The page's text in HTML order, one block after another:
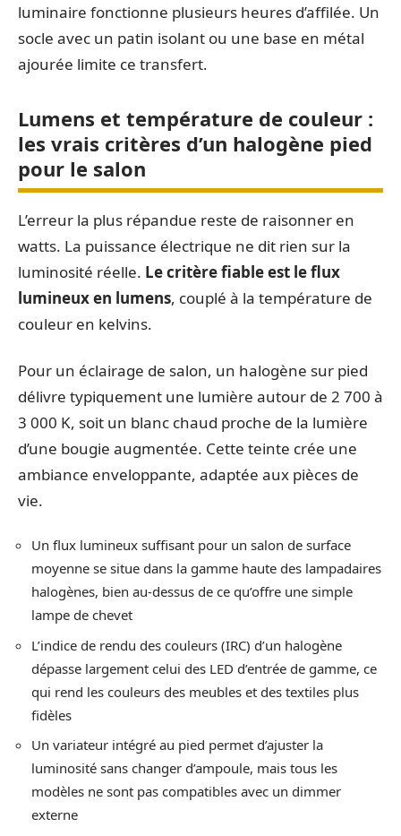
luminaire fonctionne plusieurs heures d’affilée. Un
socle avec un patin isolant ou une base en métal
ajourée limite ce transfert.
Lumens et température de couleur :
les vrais critères d’un halogène pied
pour le salon
L’erreur la plus répandue reste de raisonner en
watts. La puissance électrique ne dit rien sur la
luminosité réelle. Le critère fiable est le flux
lumineux en lumens, couplé à la température de
couleur en kelvins.
Pour un éclairage de salon, un halogène sur pied
délivre typiquement une lumière autour de 2 700 à
3 000 K, soit un blanc chaud proche de la lumière
d’une bougie augmentée. Cette teinte crée une
ambiance enveloppante, adaptée aux pièces de
vie.
Un flux lumineux suffisant pour un salon de surface
moyenne se situe dans la gamme haute des lampadaires
halogènes, bien au-dessus de ce qu’offre une simple
lampe de chevet
L’indice de rendu des couleurs (IRC) d’un halogène
dépasse largement celui des LED d’entrée de gamme, ce
qui rend les couleurs des meubles et des textiles plus
fidèles
Un variateur intégré au pied permet d’ajuster la
luminosité sans changer d’ampoule, mais tous les
modèles ne sont pas compatibles avec un dimmer
externe